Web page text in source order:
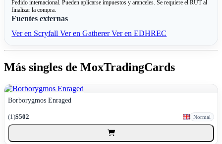
Pedido internacional. Pueden aplicarse impuestos y aranceles. Se requiere el RUT al
finalizar la compra.
Fuentes externas
Ver en ScryfallVer en GathererVer en EDHREC
Más singles de MoxTradingCards
Borborygmos Enraged
(1)$502 Normal